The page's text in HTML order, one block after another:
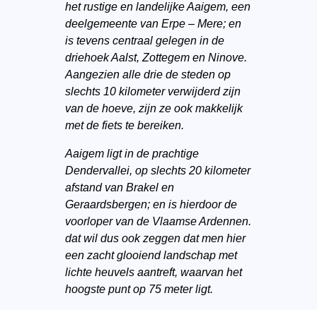
het rustige en landelijke Aaigem, een
deelgemeente van Erpe – Mere; en
is tevens centraal gelegen in de
driehoek Aalst, Zottegem en Ninove.
Aangezien alle drie de steden op
slechts 10 kilometer verwijderd zijn
van de hoeve, zijn ze ook makkelijk
met de fiets te bereiken.
Aaigem ligt in de prachtige
Dendervallei, op slechts 20 kilometer
afstand van Brakel en
Geraardsbergen; en is hierdoor de
voorloper van de Vlaamse Ardennen.
dat wil dus ook zeggen dat men hier
een zacht glooiend landschap met
lichte heuvels aantreft, waarvan het
hoogste punt op 75 meter ligt.